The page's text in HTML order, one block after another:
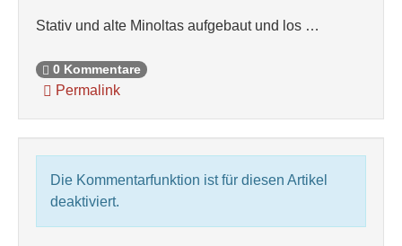
Stativ und alte Minoltas aufgebaut und los …
0 Kommentare
Permalink
Die Kommentarfunktion ist für diesen Artikel
deaktiviert.